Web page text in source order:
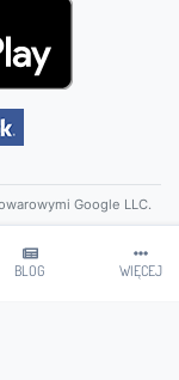
BLOG WIĘCEJ
Google LLC.